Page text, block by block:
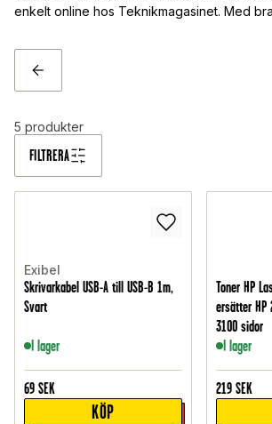
enkelt online hos Teknikmagasinet. Med
du behöver den som mest.
TILLBAKA
FILTRERA
5 produkter
Exibel
Skrivarkabel USB-A till USB-B 1m,
Svart
I lager
69 SEK
KÖP
Toner HP
ersätter HP
3100 sidor
I lager
219 SEK